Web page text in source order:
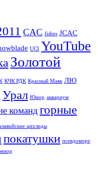
CAC fishes JCAC
UCI YouTube
Золотой
КЧК РДК Красный Маяк ЛЮ
Урал Юмор аквариум
команд горные
цихлиды
покатушки псевдоморе